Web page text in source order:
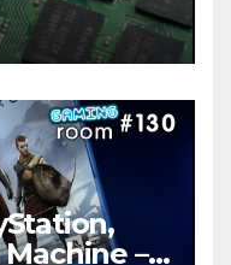
Machine –